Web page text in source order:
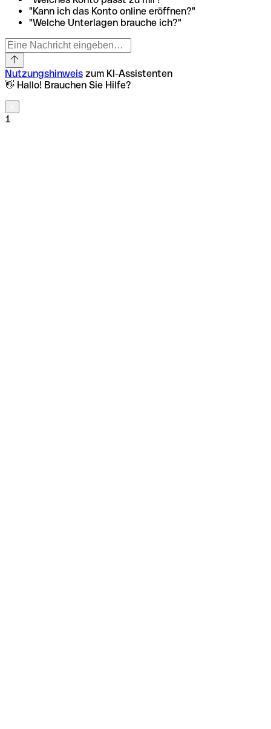
"Kann ich das Konto online eröffnen?"
"Welche Unterlagen brauche ich?"
Nutzungshinweis zum KI-Assistenten
👋 Hallo! Brauchen Sie Hilfe?
1